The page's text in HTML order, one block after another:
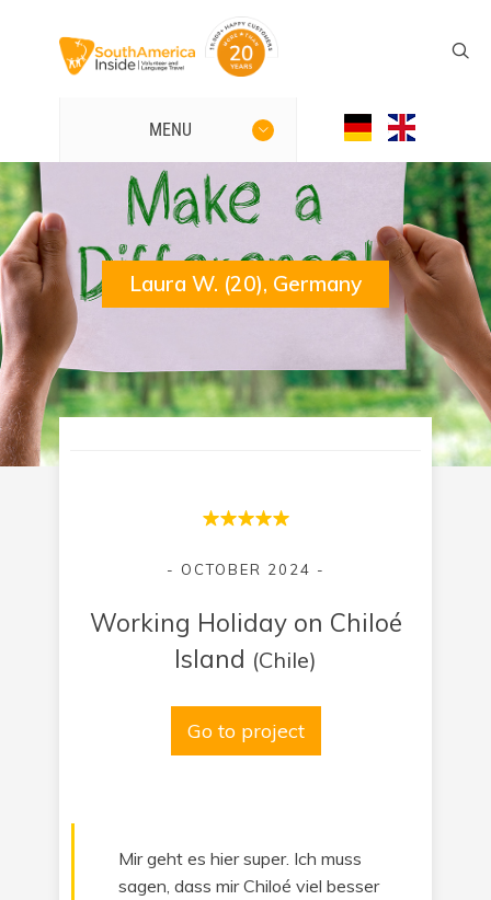
MENU
Laura W. (20), Germany
- OCTOBER 2024 -
Working Holiday on Chiloé
Island (Chile)
Go to project
Mir geht es hier super. Ich muss
sagen, dass mir Chiloé viel besser